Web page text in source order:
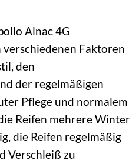
Alnac 4G
Faktoren
den
der regelmäßigen
Pflege und normalem
Reifen mehrere Winter
die Reifen regelmäßig
Verschleiß zu